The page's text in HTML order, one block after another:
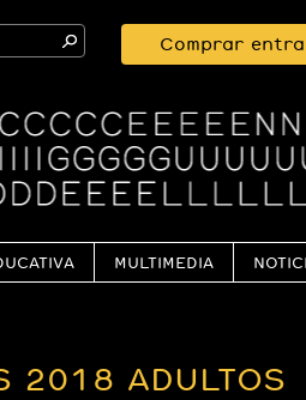
Comprar
MULTIMEDIA
2018 ADULTOS